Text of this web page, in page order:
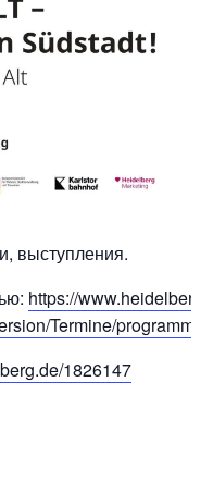
выступления.
https://
Termine/
1826147